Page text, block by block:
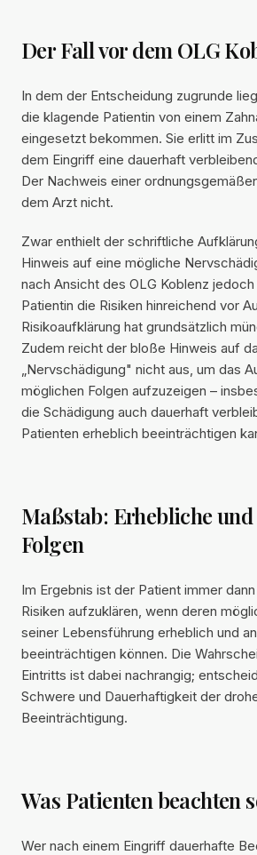
Der Fall vor dem OLG
In dem der Entscheidung zugrunde
die klagende Patientin von einem
eingesetzt bekommen. Sie erlitt im
dem Eingriff eine dauerhaft
Der Nachweis einer
dem Arzt nicht.
Zwar enthielt der schriftliche
Hinweis auf eine mögliche
nach Ansicht des OLG Koblenz
Patientin die Risiken hinreichend vor
Risikoaufklärung hat grundsätzlich
Zudem reicht der bloße Hinweis auf
„Nervschädigung" nicht aus, um das
möglichen Folgen aufzuzeigen –
die Schädigung auch dauerhaft
Patienten erheblich beeinträchtigen
Maßstab: Erhebliche
Folgen
Im Ergebnis ist der Patient immer
Risiken aufzuklären, wenn deren
seiner Lebensführung erheblich und
beeinträchtigen können. Die
Eintritts ist dabei nachrangig;
Schwere und Dauerhaftigkeit der
Beeinträchtigung.
Was Patienten beachten
Wer nach einem Eingriff dauerhafte